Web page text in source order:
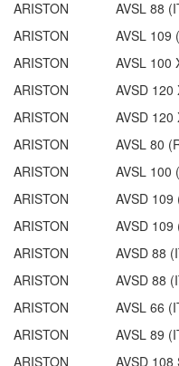
ARISTON AVSL
ARISTON AVSL
ARISTON AVSL 100
ARISTON AVSD 120
ARISTON AVSD 120
ARISTON AVSL
ARISTON AVSL
ARISTON AVSD
ARISTON AVSD
ARISTON AVSD
ARISTON AVSD
ARISTON AVSL
ARISTON AVSL
ARISTON AVSD 108